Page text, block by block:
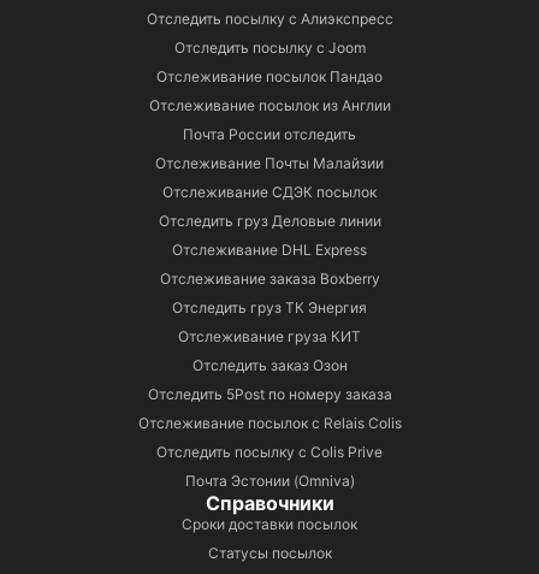
Отследить посылку с Алиэкспресс
Отследить посылку с Joom
Отслеживание посылок Пандао
Отслеживание посылок из Англии
Почта России отследить
Отслеживание Почты Малайзии
Отслеживание СДЭК посылок
Отследить груз Деловые линии
Отслеживание DHL Express
Отслеживание заказа Boxberry
Отследить груз ТК Энергия
Отслеживание груза КИТ
Отследить заказ Озон
Отследить 5Post по номеру заказа
Отслеживание посылок с Relais Colis
Отследить посылку с Colis Prive
Почта Эстонии (Omniva)
Справочники
Сроки доставки посылок
Статусы посылок